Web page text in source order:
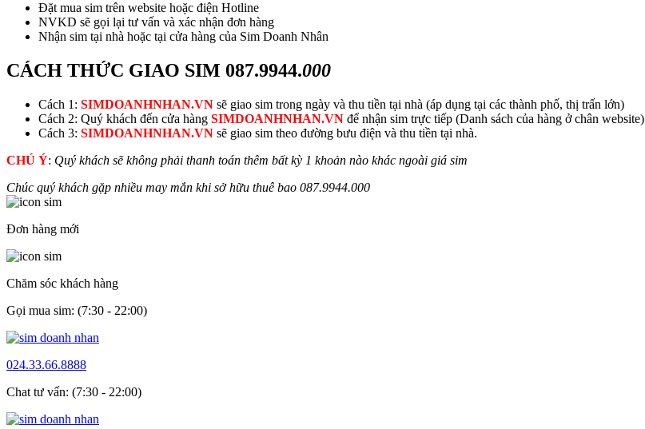
Đặt mua sim trên website hoặc điện Hotline
NVKD sẽ gọi lại tư vấn và xác nhận đơn hàng
Nhận sim tại nhà hoặc tại cửa hàng của Sim Doanh Nhân
CÁCH THỨC GIAO SIM 087.9944.000
Cách 1: SIMDOANHNHAN.VN sẽ giao sim trong ngày và thu tiền tại nhà (áp dụng tại các thành phố, thị trấn lớn)
Cách 2: Quý khách đến cửa hàng SIMDOANHNHAN.VN để nhận sim trực tiếp (Danh sách của hàng ở chân website)
Cách 3: SIMDOANHNHAN.VN sẽ giao sim theo đường bưu điện và thu tiền tại nhà.
CHÚ Ý: Quý khách sẽ không phải thanh toán thêm bất kỳ 1 khoản nào khác ngoài giá sim
Chúc quý khách gặp nhiều may mắn khi sở hữu thuê bao 087.9944.000
Đơn hàng mới
Chăm sóc khách hàng
Gọi mua sim: (7:30 - 22:00)
024.33.66.8888
Chat tư vấn: (7:30 - 22:00)